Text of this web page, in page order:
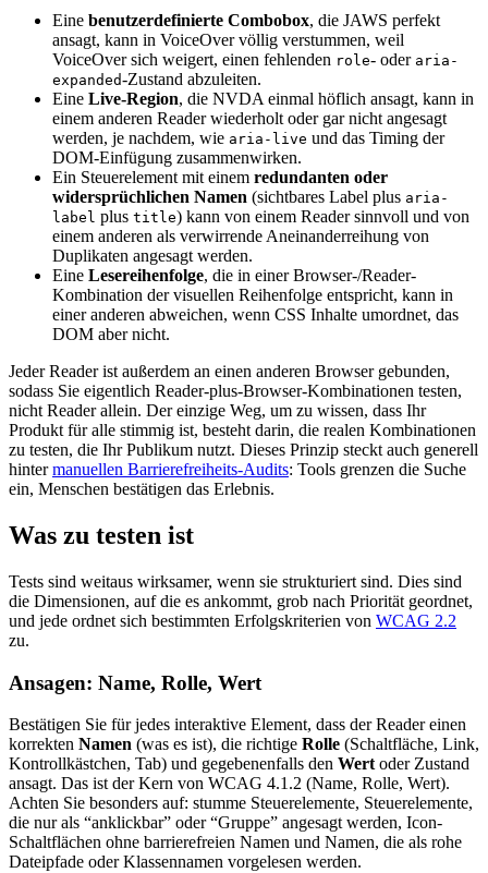
Eine benutzerdefinierte Combobox, die JAWS perfekt
ansagt, kann in VoiceOver völlig verstummen, weil
VoiceOver sich weigert, einen fehlenden role- oder aria-
expanded-Zustand abzuleiten.
Eine Live-Region, die NVDA einmal höflich ansagt, kann in
einem anderen Reader wiederholt oder gar nicht angesagt
werden, je nachdem, wie aria-live und das Timing der
DOM-Einfügung zusammenwirken.
Ein Steuerelement mit einem redundanten oder
widersprüchlichen Namen (sichtbares Label plus aria-
label plus title) kann von einem Reader sinnvoll und von
einem anderen als verwirrende Aneinanderreihung von
Duplikaten angesagt werden.
Eine Lesereihenfolge, die in einer Browser-/Reader-
Kombination der visuellen Reihenfolge entspricht, kann in
einer anderen abweichen, wenn CSS Inhalte umordnet, das
DOM aber nicht.
Jeder Reader ist außerdem an einen anderen Browser gebunden,
sodass Sie eigentlich Reader-plus-Browser-Kombinationen testen,
nicht Reader allein. Der einzige Weg, um zu wissen, dass Ihr
Produkt für alle stimmig ist, besteht darin, die realen Kombinationen
zu testen, die Ihr Publikum nutzt. Dieses Prinzip steckt auch generell
hintermanuellen Barrierefreiheits-Audits: Tools grenzen die Suche
ein, Menschen bestätigen das Erlebnis.
Was zu testen ist
Tests sind weitaus wirksamer, wenn sie strukturiert sind. Dies sind
die Dimensionen, auf die es ankommt, grob nach Priorität geordnet,
und jede ordnet sich bestimmten Erfolgskriterien von WCAG 2.2
zu.
Ansagen: Name, Rolle, Wert
Bestätigen Sie für jedes interaktive Element, dass der Reader einen
korrekten Namen (was es ist), die richtige Rolle (Schaltfläche, Link,
Kontrollkästchen, Tab) und gegebenenfalls den Wert oder Zustand
ansagt. Das ist der Kern von WCAG 4.1.2 (Name, Rolle, Wert).
Achten Sie besonders auf: stumme Steuerelemente, Steuerelemente,
die nur als “anklickbar” oder “Gruppe” angesagt werden, Icon-
Schaltflächen ohne barrierefreien Namen und Namen, die als rohe
Dateipfade oder Klassennamen vorgelesen werden.